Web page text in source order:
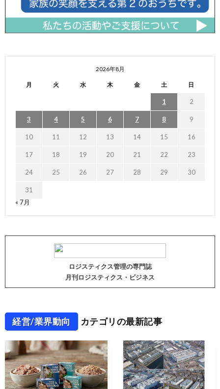
2026年8月
月 火 水 木 金 土 日
1 2
3 4 5 6 7 8 9
10 11 12 13 14 15 16
17 18 19 20 21 22 23
24 25 26 27 28 29 30
31
« 7月
ロジスティクス管理の専門誌
月刊ロジスティクス・ビジネス
経営/業界動向 カテゴリの最新記事